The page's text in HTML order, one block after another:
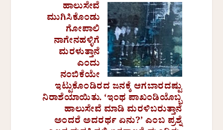
ಹಾಲುಸೇವೆ
ಮುಗಿಸಿಕೊಂಡು
ಗೋಪಾಲಿ
ನಾಗೇನಹಳ್ಳಿಗೆ
ಮರಳುತ್ತಾನೆ
ಎಂದು
ನಂಬಿಕೆಯೇ
ಇಟ್ಟುಕೊಂಡಿರದ ಜನಕ್ಕೆ ಆಗಬಾರದಷ್ಟು
ನಿರಾಶೆಯಾಯಿತು. ‘ಇಂಥ ಪಾಖಂಡಿಯೊಬ್ಬ
ಹಾಲುಸೇವೆ ಮಾಡಿ ಮರಳಿಬರುತ್ತಾನೆ
ಅಂದರೆ ಅದರರ್ಥ ಏನು?’ ಎಂಬ ಪ್ರಶ್ನೆ